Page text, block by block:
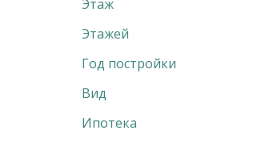
Этаж
Этажей
Год постройки
Вид
Ипотека